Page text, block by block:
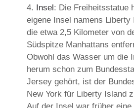
4. Insel: Die Freiheitsstatue
eigene Insel namens Liberty
die etwa 2,5 Kilometer von
Südspitze Manhattans
Obwohl das Wasser um die
herum schon zum
Jersey gehört, ist der
New York für Liberty Island